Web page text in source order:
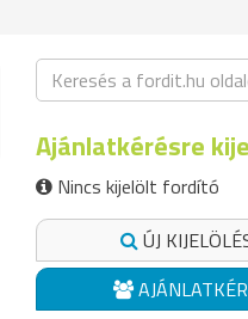
Ajánlatkérésre
Nincs kijelölt fordító
ÚJ